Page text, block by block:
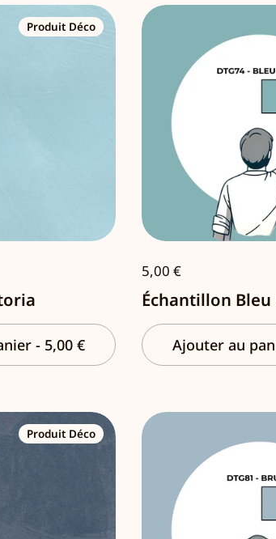
- 5,00 €
Produit Déco
5,00 €
Échantillon Bleu
Ajouter au
Produit Déco